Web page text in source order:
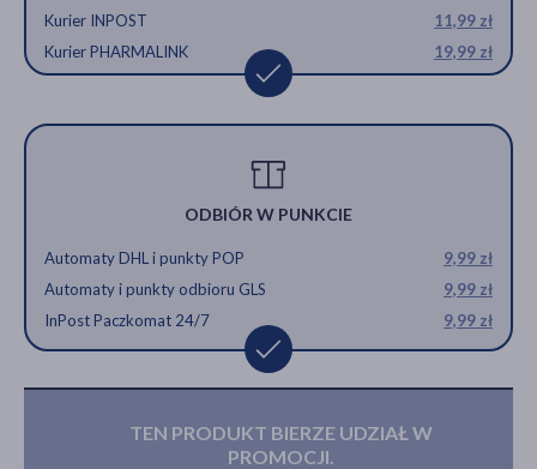
Kurier INPOST
11,99 zł
Kurier PHARMALINK
19,99 zł
ODBIÓR W PUNKCIE
Automaty DHL i punkty POP
9,99 zł
Automaty i punkty odbioru GLS
9,99 zł
InPost Paczkomat 24/7
9,99 zł
TEN PRODUKT BIERZE UDZIAŁ W
PROMOCJI.